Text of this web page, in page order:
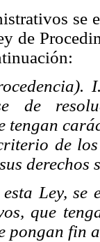
se
de
de
tengan
de
derechos
Ley,
que
pongan fin